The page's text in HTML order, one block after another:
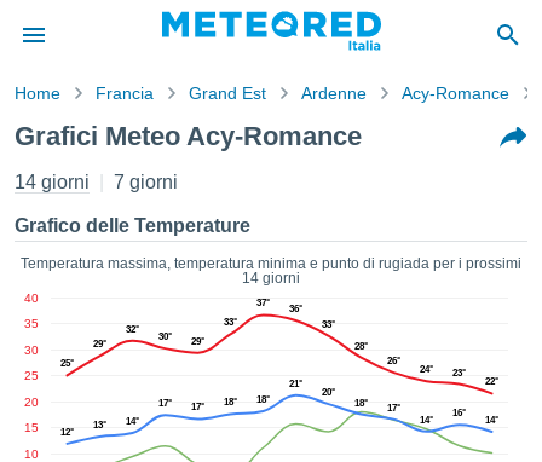
di
stati
da
che le
di
È
a
Web
Home Francia Grand Est Ardenne Acy-Romance
Grafici Meteo Acy-Romance
14 giorni 7 giorni
Grafico delle Temperature
Temperatura massima, temperatura minima e punto di rugiada per i prossimi
14 giorni
10
15
20
25
30
35
40
25°
29°
32°
30° 29°
33°
37°
36°
33°
28°
26°
24° 23°
22°
12°
13° 14°
17° 17° 18° 18°
21°
20°
18°
17°
14°
16°
14°